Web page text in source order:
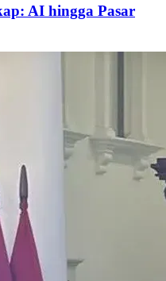
AI hingga Pasar